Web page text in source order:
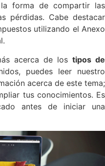
forma de compartir las
pérdidas. Cabe destacar
utilizando el Anexo
acerca de los tipos de
puedes leer nuestro
acerca de este tema;
tus conocimientos. Es
antes de iniciar una